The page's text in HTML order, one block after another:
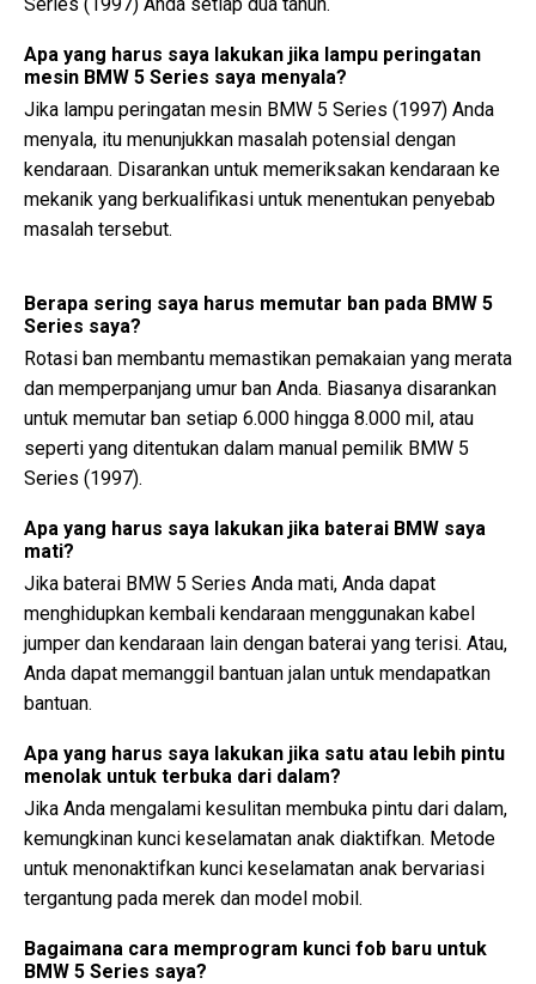
Apa yang harus saya lakukan jika lampu peringatan
mesin BMW 5 Series saya menyala?
Jika lampu peringatan mesin BMW 5 Series (1997) Anda
menyala, itu menunjukkan masalah potensial dengan
kendaraan. Disarankan untuk memeriksakan kendaraan ke
mekanik yang berkualifikasi untuk menentukan penyebab
masalah tersebut.
Berapa sering saya harus memutar ban pada BMW 5
Series saya?
Rotasi ban membantu memastikan pemakaian yang merata
dan memperpanjang umur ban Anda. Biasanya disarankan
untuk memutar ban setiap 6.000 hingga 8.000 mil, atau
seperti yang ditentukan dalam manual pemilik BMW 5
Series (1997).
Apa yang harus saya lakukan jika baterai BMW saya
mati?
Jika baterai BMW 5 Series Anda mati, Anda dapat
menghidupkan kembali kendaraan menggunakan kabel
jumper dan kendaraan lain dengan baterai yang terisi. Atau,
Anda dapat memanggil bantuan jalan untuk mendapatkan
bantuan.
Apa yang harus saya lakukan jika satu atau lebih pintu
menolak untuk terbuka dari dalam?
Jika Anda mengalami kesulitan membuka pintu dari dalam,
kemungkinan kunci keselamatan anak diaktifkan. Metode
untuk menonaktifkan kunci keselamatan anak bervariasi
tergantung pada merek dan model mobil.
Bagaimana cara memprogram kunci fob baru untuk
BMW 5 Series saya?